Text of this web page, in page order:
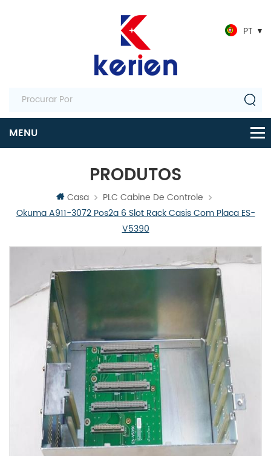
PT
PRODUTOS
Casa
PLC Cabine De Controle
Okuma A911-3072 Pos2a 6 Slot Rack Casis Com Placa ES-
V5390